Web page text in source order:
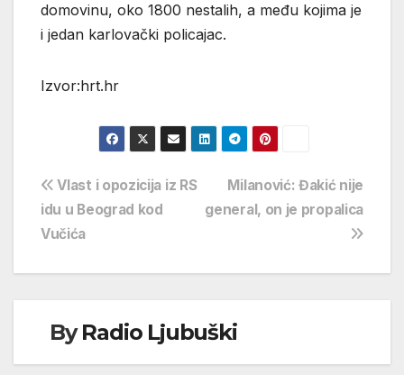
domovinu, oko 1800 nestalih, a među kojima je
i jedan karlovački policajac.
Izvor:hrt.hr
Navigacija
objava
Milanović: Đakić nije
general, on je propalica
Vlast i opozicija iz RS
idu u Beograd kod
Vučića
ByRadio Ljubuški